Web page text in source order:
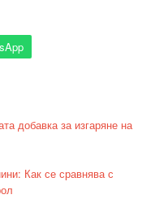
добавка за изгаряне на
Как се сравнява с